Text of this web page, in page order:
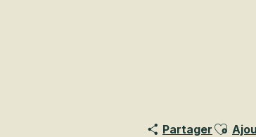
Partager Ajouter